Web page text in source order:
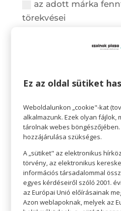
az adott márka
törekvései
legyen?
nagyon
inkább igen
inkább nem
8. Ön szerint mit
központ a
működésért?
megújuló energia
Ez az oldal sütiket
Weboldalunkon „cookie"-kat
alkalmazunk. Ezek olyan fájlok,
tárolnak webes böngészőjében.
hozzájárulása szükséges.
A „sütiket" az elektronikus
törvény, az elektronikus
információs társadalommal
egyes kérdéseiről szóló 2001.
az Európai Unió előírásainak
Azon weblapoknak, melyek az